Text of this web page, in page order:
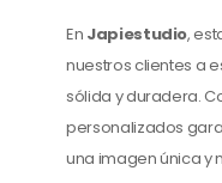
En Japiestudio,
nuestros clientes a
sólida y duradera.
personalizados
una imagen única y